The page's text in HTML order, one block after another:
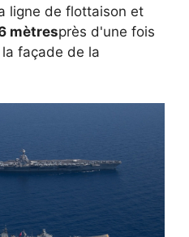
ligne de flottaison et
mètresprès d'une fois
façade de la